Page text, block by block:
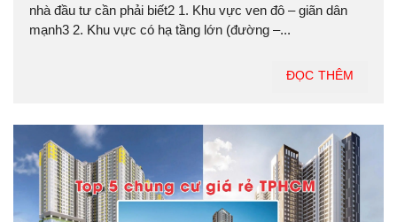
nhà đầu tư cần phải biết2 1. Khu vực ven đô – giãn dân
mạnh3 2. Khu vực có hạ tầng lớn (đường –...
ĐỌC THÊM